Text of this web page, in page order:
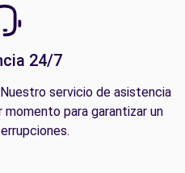
24/7
servicio de asistencia
para garantizar un